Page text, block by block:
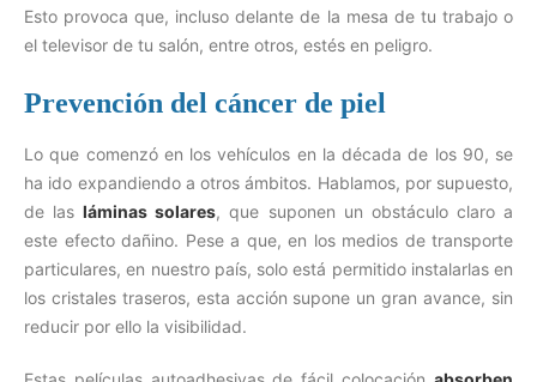
Esto provoca que, incluso delante de la mesa de tu trabajo o
el televisor de tu salón, entre otros, estés en peligro.
Prevención del cáncer de piel
Lo que comenzó en los vehículos en la década de los 90, se
ha ido expandiendo a otros ámbitos. Hablamos, por supuesto,
de lasláminas solares, que suponen un obstáculo claro a
este efecto dañino. Pese a que, en los medios de transporte
particulares, en nuestro país, solo está permitido instalarlas en
los cristales traseros, esta acción supone un gran avance, sin
reducir por ello la visibilidad.